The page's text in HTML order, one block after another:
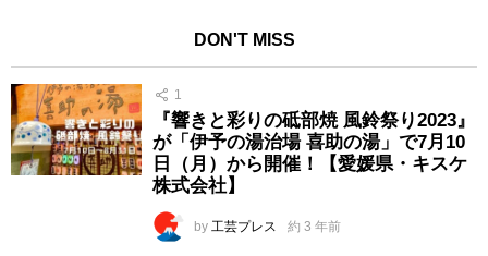
DON'T MISS
1
『響きと彩りの砥部焼 風鈴祭り2023』
が「伊予の湯治場 喜助の湯」で7月10
日（月）から開催！【愛媛県・キスケ
株式会社】
by 工芸プレス 約 3 年前